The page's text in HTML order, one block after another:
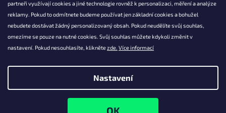
partneři využívají cookies a jiné technologie rovněž k personalizaci, měření a analýze
reklamy. Pokud to odmítnete budeme používat jen základní cookies a bohužel
nebudete dostávat žádný personalizovaný obsah. Pokud neudělíte svůj souhlas,
omezíme se pouze na nutné cookies. Svůj souhlas můžete kdykoli změnit v
nastavení. Pokud nesouhlasíte, kliknětezde. Více informací
Nastavení